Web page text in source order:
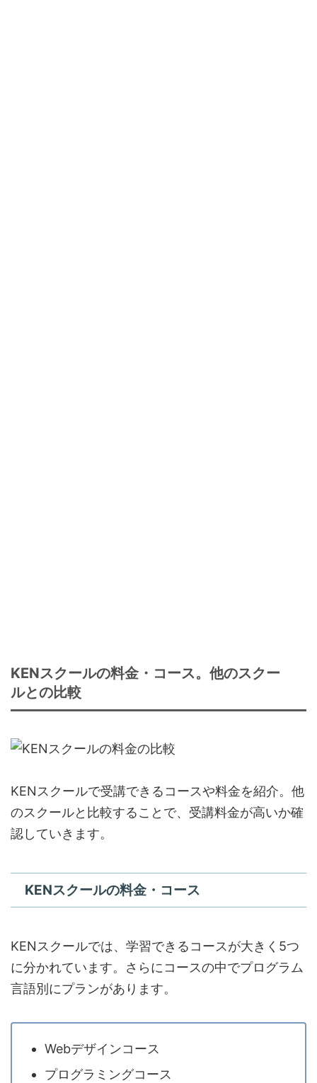
KENスクールの料金・コース。他のスクー
ルとの比較
KENスクールで受講できるコースや料金を紹介。他
のスクールと比較することで、受講料金が高いか確
認していきます。
KENスクールの料金・コース
KENスクールでは、学習できるコースが大きく5つ
に分かれています。さらにコースの中でプログラム
言語別にプランがあります。
Webデザインコース
プログラミングコース